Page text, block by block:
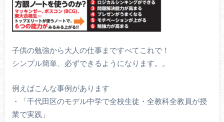
子供の勉強から大人の仕事まですべてこれで！
シンプル簡単、必ずできるようになります。。
例えばこんな事例があります
・「千代田区のモデル中学で全校生徒・全教科全教員が授
業で実践」